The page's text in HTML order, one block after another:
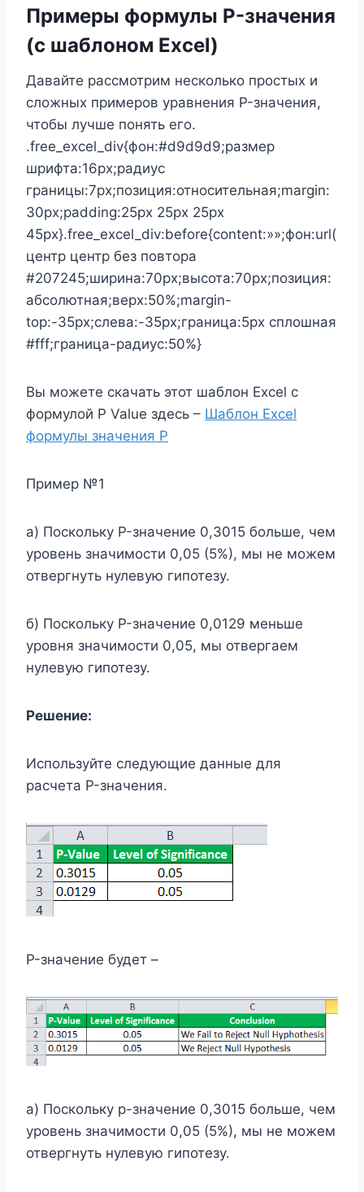
Примеры формулы P-значения
(с шаблоном Excel)
Давайте рассмотрим несколько простых и
сложных примеров уравнения P-значения,
чтобы лучше понять его.
.free_excel_div{фон:#d9d9d9;размер
шрифта:16px;радиус
границы:7px;позиция:относительная;margin:
30px;padding:25px 25px 25px
45px}.free_excel_div:before{content:»»;фон:url(
центр центр без повтора
#207245;ширина:70px;высота:70px;позиция:
абсолютная;верх:50%;margin-
top:-35px;слева:-35px;граница:5px сплошная
#fff;граница-радиус:50%}
Вы можете скачать этот шаблон Excel с
формулой P Value здесь – Шаблон Excel
формулы значения P
Пример №1
а) Поскольку P-значение 0,3015 больше, чем
уровень значимости 0,05 (5%), мы не можем
отвергнуть нулевую гипотезу.
б) Поскольку P-значение 0,0129 меньше
уровня значимости 0,05, мы отвергаем
нулевую гипотезу.
Решение:
Используйте следующие данные для
расчета P-значения.
P-значение будет –
а) Поскольку p-значение 0,3015 больше, чем
уровень значимости 0,05 (5%), мы не можем
отвергнуть нулевую гипотезу.